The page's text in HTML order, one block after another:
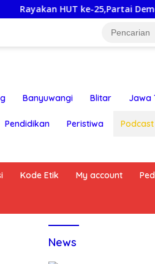
HUT ke-25,Partai Demokrat
Banyuwangi Blitar Jawa
Pendidikan Peristiwa Podcast
Kode Etik My account
News